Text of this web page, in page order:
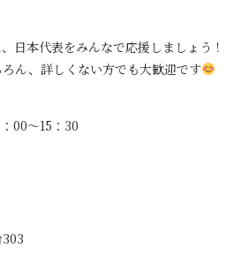
日本代表をみんなで応援しましょう！
ん、詳しくない方でも大歓迎です
00～15：30